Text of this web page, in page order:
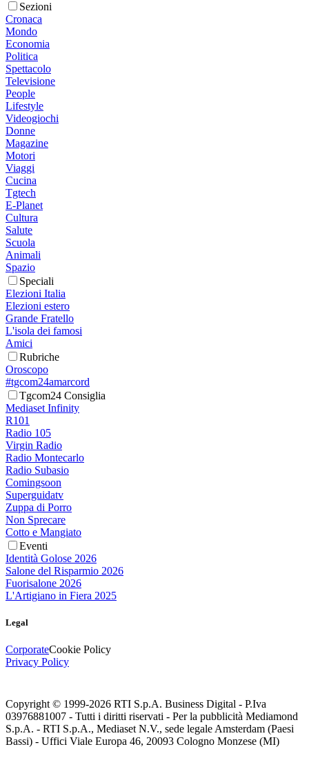
Sezioni
Cronaca
Mondo
Economia
Politica
Spettacolo
Televisione
People
Lifestyle
Videogiochi
Donne
Magazine
Motori
Viaggi
Cucina
Tgtech
E-Planet
Cultura
Salute
Scuola
Animali
Spazio
Speciali
Elezioni Italia
Elezioni estero
Grande Fratello
L'isola dei famosi
Amici
Rubriche
Oroscopo
#tgcom24amarcord
Tgcom24 Consiglia
Mediaset Infinity
R101
Radio 105
Virgin Radio
Radio Montecarlo
Radio Subasio
Comingsoon
Superguidatv
Zuppa di Porro
Non Sprecare
Cotto e Mangiato
Eventi
Identità Golose 2026
Salone del Risparmio 2026
Fuorisalone 2026
L'Artigiano in Fiera 2025
Legal
CorporateCookie Policy
Privacy Policy
Copyright © 1999-2026 RTI S.p.A. Business Digital - P.Iva
03976881007 - Tutti i diritti riservati - Per la pubblicità Mediamond
S.p.A. - RTI S.p.A., Mediaset N.V., sede legale Amsterdam (Paesi
Bassi) - Uffici Viale Europa 46, 20093 Cologno Monzese (MI)